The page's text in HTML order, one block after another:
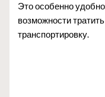
Это особенно
возможности
транспортировку.